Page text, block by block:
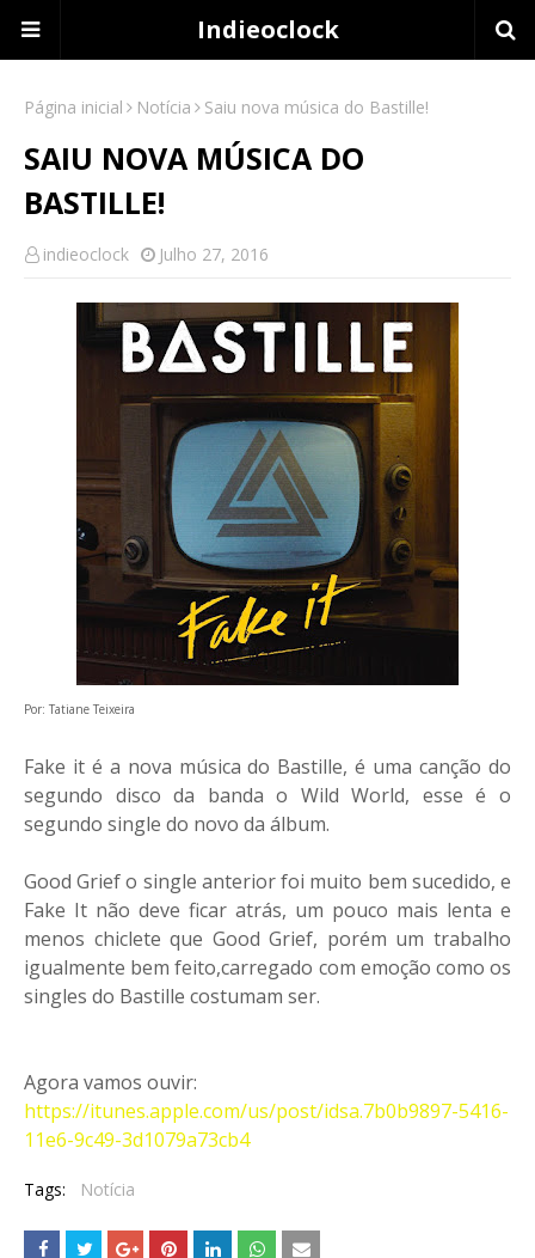
Indieoclock
Página inicial Notícia Saiu nova música do Bastille!
SAIU NOVA MÚSICA DO
BASTILLE!
indieoclock Julho 27, 2016
Por: Tatiane Teixeira
Fake it é a nova música do Bastille, é uma canção do
segundo disco da banda o Wild World, esse é o
segundo single do novo da álbum.
Good Grief o single anterior foi muito bem sucedido, e
Fake It não deve ficar atrás, um pouco mais lenta e
menos chiclete que Good Grief, porém um trabalho
igualmente bem feito,carregado com emoção como os
singles do Bastille costumam ser.
Agora vamos ouvir:
https://itunes.apple.com/us/post/idsa.7b0b9897-5416-
11e6-9c49-3d1079a73cb4
Tags: Notícia